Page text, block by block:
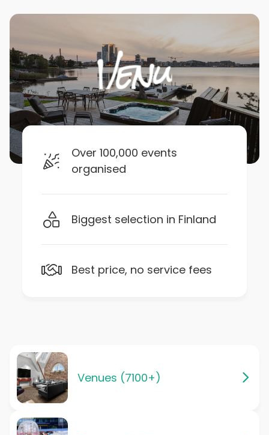
Over 100,000 events
organised
Biggest selection in Finland
Best price, no service fees
Venues (7100+)